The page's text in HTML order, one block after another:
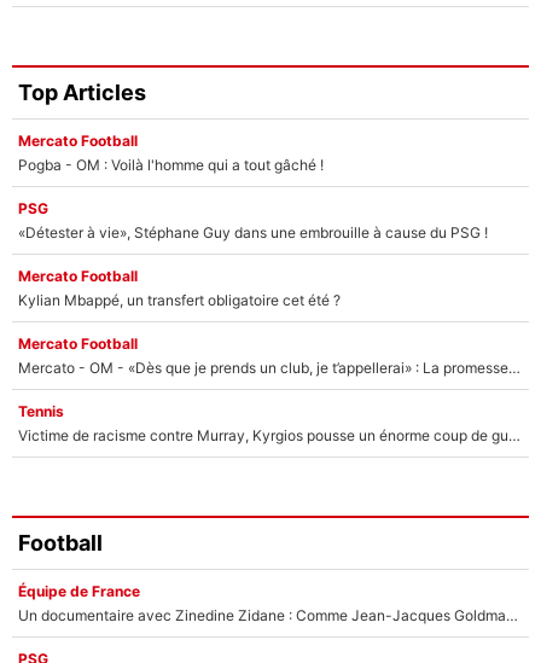
Top Articles
Mercato Football
Pogba - OM : Voilà l'homme qui a tout gâché !
PSG
«Détester à vie», Stéphane Guy dans une embrouille à cause du PSG !
Mercato Football
Kylian Mbappé, un transfert obligatoire cet été ?
Mercato Football
Mercato - OM - «Dès que je prends un club, je t’appellerai» : La promesse de Marcelino au moment de claquer la porte
Tennis
Victime de racisme contre Murray, Kyrgios pousse un énorme coup de gueule !
Football
Équipe de France
Un documentaire avec Zinedine Zidane : Comme Jean-Jacques Goldman et Mylène Farmer, le nouveau sélectionneur de l'équipe de France a recalé une journaliste très connue
PSG